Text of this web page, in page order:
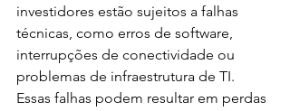
investidores estão sujeitos a falhas
técnicas, como erros de software,
interrupções de conectividade ou
problemas de infraestrutura de TI.
Essas falhas podem resultar em perdas